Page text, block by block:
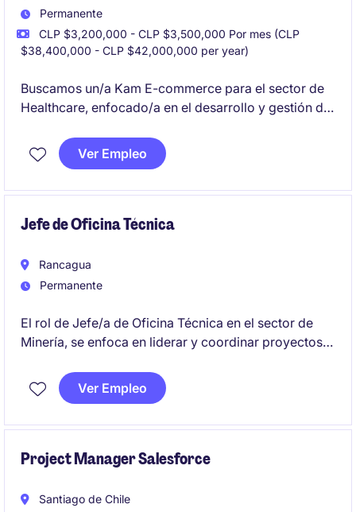
Permanente
CLP $3,200,000 - CLP $3,500,000 Por mes (CLP
$38,400,000 - CLP $42,000,000 per year)
Buscamos un/a Kam E-commerce para el sector de
Healthcare, enfocado/a en el desarrollo y gestión de
clave para optimizar las ventas y fortalecer las
relaciones con clientes estratégicos en el ámbito de
Ver Empleo
Jefe de Oficina Técnica
Rancagua
Permanente
El rol de Jefe/a de Oficina Técnica en el sector de
Minería, se enfoca en liderar y coordinar proyectos
estándares de calidad y seguridad. Es una posición
estratégica para garantizar la correcta ejecución de
Ver Empleo
Project Manager Salesforce
Santiago de Chile